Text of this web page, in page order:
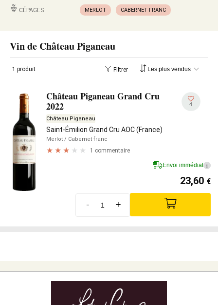
CÉPAGES MERLOT CABERNET FRANC
Vin de Château Piganeau
1 produit Filtrer
Château Piganeau Grand Cru
2022
Château Piganeau
Saint-Émilion Grand Cru AOC (France)
Merlot / Cabernet franc
1 commentaire
4
Envoi immédiat i
23,60 €
- +